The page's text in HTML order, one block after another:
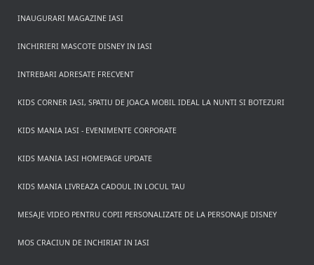
INAUGURARI MAGAZINE IASI
INCHIRIERI MASCOTE DISNEY IN IASI
INTREBARI ADRESATE FRECVENT
KIDS CORNER IASI, SPATIU DE JOACA MOBIL IDEAL LA NUNTI SI BOTEZURI
KIDS MANIA IASI - EVENIMENTE CORPORATE
KIDS MANIA IASI HOMEPAGE UPDATE
KIDS MANIA LIVREAZA CADOUL IN LOCUL TAU
MESAJE VIDEO PENTRU COPII PERSONALIZATE DE LA PERSONAJE DISNEY
MOS CRACIUN DE INCHIRIAT IN IASI